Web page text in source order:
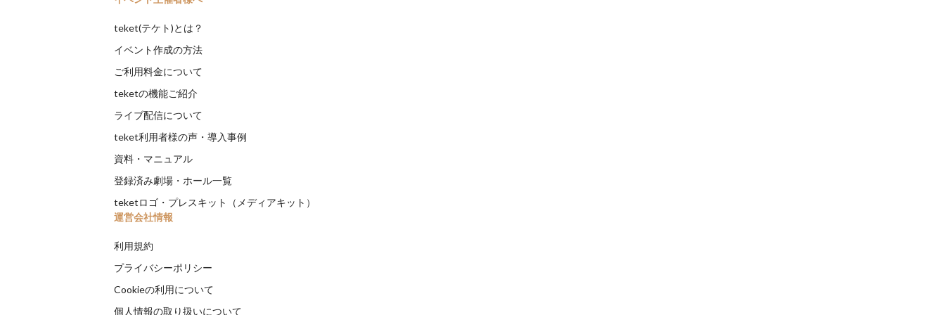
teket(テケト)とは？
イベント作成の方法
ご利用料金について
teketの機能ご紹介
ライブ配信について
teket利用者様の声・導入事例
資料・マニュアル
登録済み劇場・ホール一覧
teketロゴ・プレスキット（メディアキット）
運営会社情報
利用規約
プライバシーポリシー
Cookieの利用について
個人情報の取り扱いについて